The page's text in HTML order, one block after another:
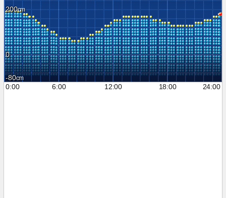
200
0
-80
0:00
6:00 12:00 18:00 24:00